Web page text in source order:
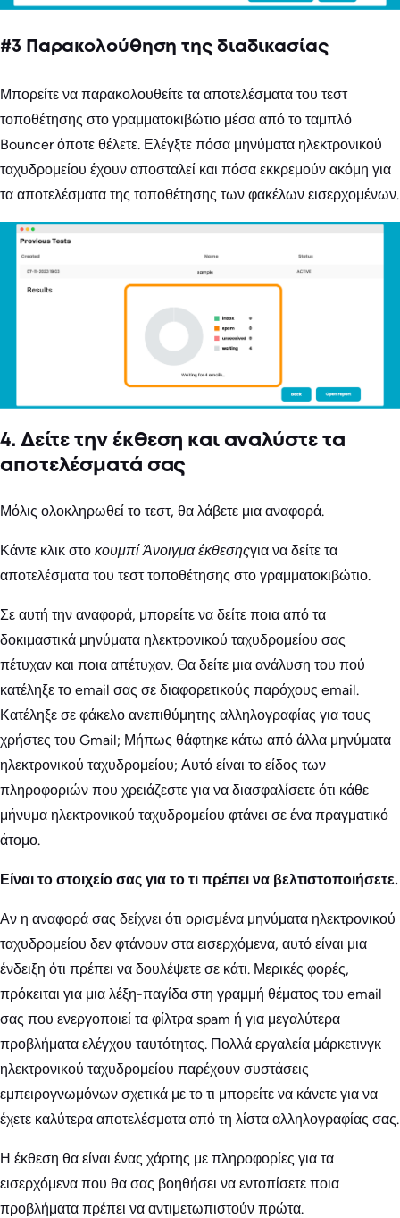
#3 Παρακολούθηση της διαδικασίας
Μπορείτε να παρακολουθείτε τα αποτελέσματα του τεστ
τοποθέτησης στο γραμματοκιβώτιο μέσα από το ταμπλό
Bouncer όποτε θέλετε. Ελέγξτε πόσα μηνύματα ηλεκτρονικού
ταχυδρομείου έχουν αποσταλεί και πόσα εκκρεμούν ακόμη για
τα αποτελέσματα της τοποθέτησης των φακέλων εισερχομένων.
4. Δείτε την έκθεση και αναλύστε τα
αποτελέσματά σας
Μόλις ολοκληρωθεί το τεστ, θα λάβετε μια αναφορά.
Κάντε κλικ στο κουμπί Άνοιγμα έκθεσηςγια να δείτε τα
αποτελέσματα του τεστ τοποθέτησης στο γραμματοκιβώτιο.
Σε αυτή την αναφορά, μπορείτε να δείτε ποια από τα
δοκιμαστικά μηνύματα ηλεκτρονικού ταχυδρομείου σας
πέτυχαν και ποια απέτυχαν. Θα δείτε μια ανάλυση του πού
κατέληξε το email σας σε διαφορετικούς παρόχους email.
Κατέληξε σε φάκελο ανεπιθύμητης αλληλογραφίας για τους
χρήστες του Gmail; Μήπως θάφτηκε κάτω από άλλα μηνύματα
ηλεκτρονικού ταχυδρομείου; Αυτό είναι το είδος των
πληροφοριών που χρειάζεστε για να διασφαλίσετε ότι κάθε
μήνυμα ηλεκτρονικού ταχυδρομείου φτάνει σε ένα πραγματικό
άτομο.
Είναι το στοιχείο σας για το τι πρέπει να βελτιστοποιήσετε.
Αν η αναφορά σας δείχνει ότι ορισμένα μηνύματα ηλεκτρονικού
ταχυδρομείου δεν φτάνουν στα εισερχόμενα, αυτό είναι μια
ένδειξη ότι πρέπει να δουλέψετε σε κάτι. Μερικές φορές,
πρόκειται για μια λέξη-παγίδα στη γραμμή θέματος του email
σας που ενεργοποιεί τα φίλτρα spam ή για μεγαλύτερα
προβλήματα ελέγχου ταυτότητας. Πολλά εργαλεία μάρκετινγκ
ηλεκτρονικού ταχυδρομείου παρέχουν συστάσεις
εμπειρογνωμόνων σχετικά με το τι μπορείτε να κάνετε για να
έχετε καλύτερα αποτελέσματα από τη λίστα αλληλογραφίας σας.
Η έκθεση θα είναι ένας χάρτης με πληροφορίες για τα
εισερχόμενα που θα σας βοηθήσει να εντοπίσετε ποια
προβλήματα πρέπει να αντιμετωπιστούν πρώτα.